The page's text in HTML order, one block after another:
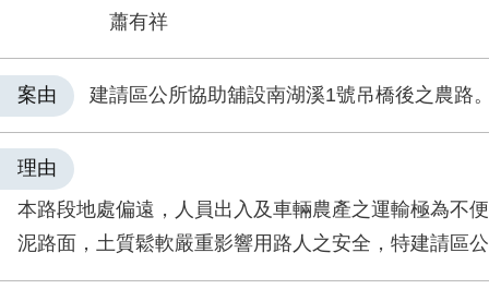
蕭有祥
案由 建請區公所協助舖設南湖溪1號吊橋後之農路
理由
本路段地處偏遠，人員出入及車輛農產之運輸極為不
泥路面，土質鬆軟嚴重影響用路人之安全，特建請區